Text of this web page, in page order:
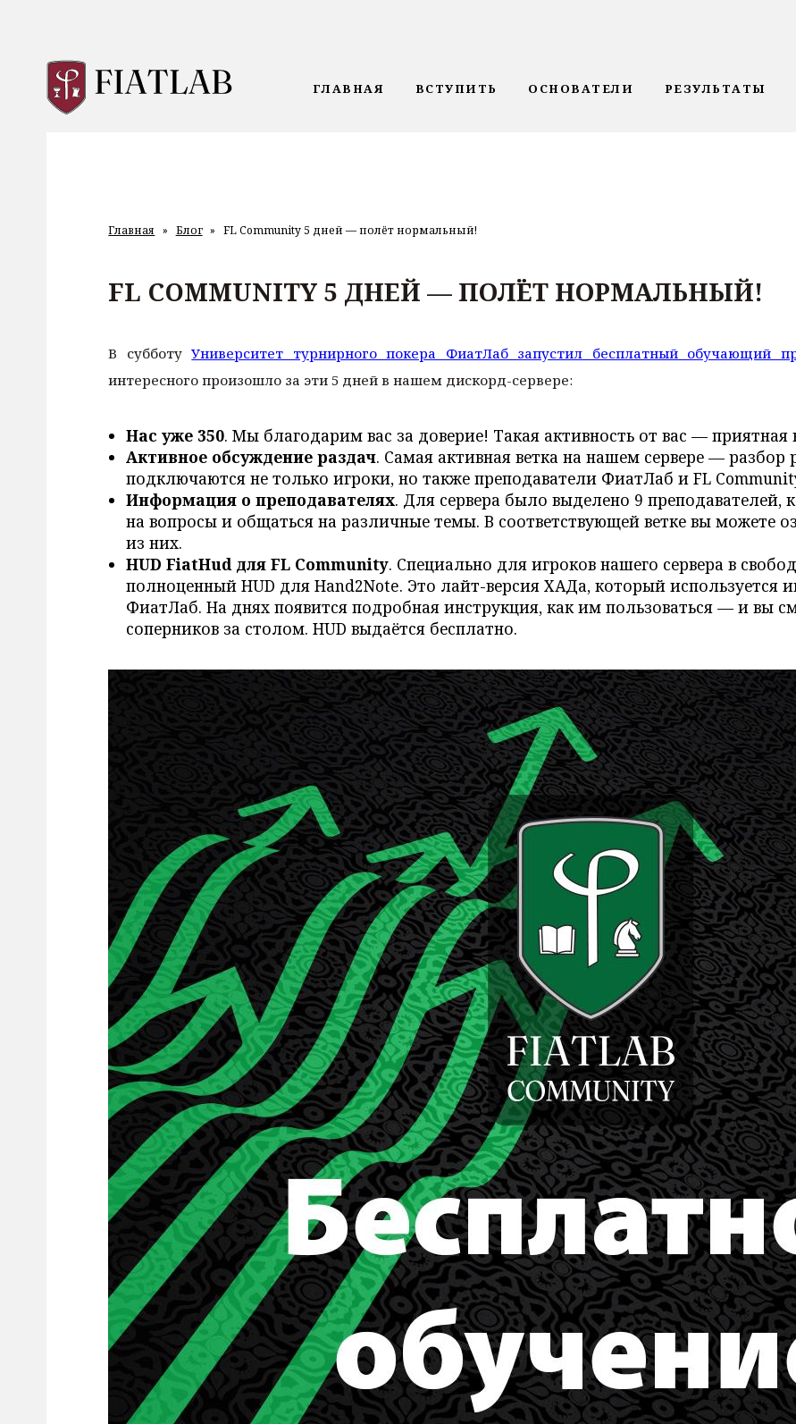
ГЛАВНАЯ ВСТУПИТЬ ОСНОВАТЕЛИ РЕЗУЛЬТАТЫ
Главная » Блог » FL Community 5 дней — полёт нормальный!
FL COMMUNITY 5 ДНЕЙ — ПОЛЁТ НОРМАЛЬНЫЙ!
В субботуУниверситет турнирного покера ФиатЛаб запустил бесплатный обучающий
интересного произошло за эти 5 дней в нашем дискорд-сервере:
Нас уже 350. Мы благодарим вас за доверие! Такая активность от вас — приятная
Активное обсуждение раздач. Самая активная ветка на нашем сервере —
подключаются не только игроки, но также преподаватели ФиатЛаб и FL
Информация о преподавателях. Для сервера было выделено 9 преподавателей,
на вопросы и общаться на различные темы. В соответствующей ветке вы можете
из них.
HUD FiatHud для FL Community. Специально для игроков нашего сервера в
полноценный HUD для Hand2Note. Это лайт-версия ХАДа, который используется
ФиатЛаб. На днях появится подробная инструкция, как им пользоваться — и вы
соперников за столом. HUD выдаётся бесплатно.